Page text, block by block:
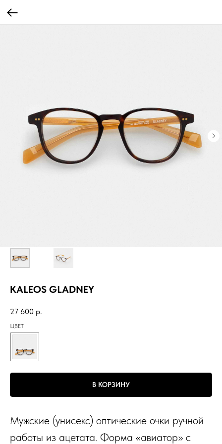
KALEOS GLADNEY
27 600 р.
ЦВЕТ
В КОРЗИНУ
Мужские (унисекс) оптические очки ручной
работы из ацетата. Форма «авиатор» с